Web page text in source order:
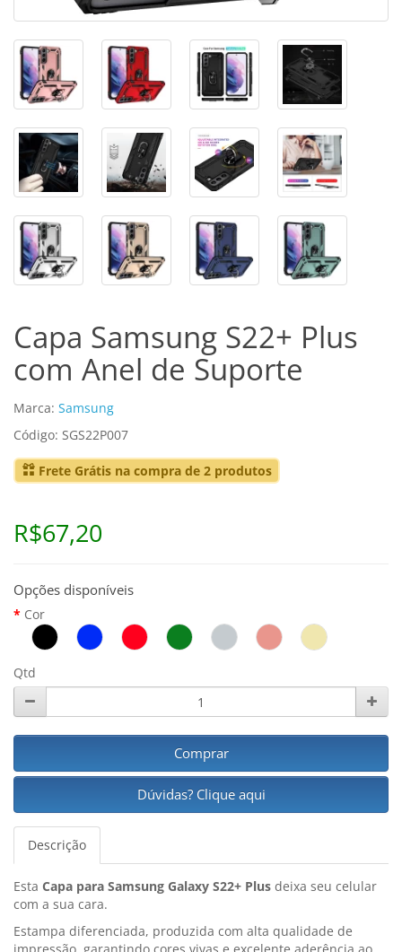
Capa Samsung S22+ Plus
com Anel de Suporte
Marca: Samsung
Código: SGS22P007
Frete Grátis na compra de 2 produtos
R$67,20
Opções disponíveis
Cor
Qtd
Comprar
Dúvidas? Clique aqui
Descrição
Esta Capa para Samsung Galaxy S22+ Plus deixa seu celular
com a sua cara.
Estampa diferenciada, produzida com alta qualidade de